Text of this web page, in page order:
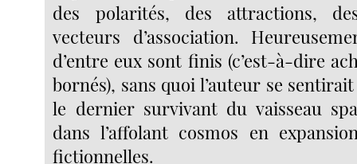
des polarités, des attractions,
vecteurs d’association.
d’entre eux sont finis (c’est-à-dire
bornés), sans quoi l’auteur se
le dernier survivant du vaisseau
dans l’affolant cosmos en
fictionnelles.